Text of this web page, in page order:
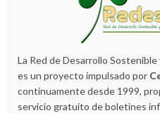
La Red de Desarrollo
es un proyecto impulsado por
continuamente desde 1999,
servicio gratuito de boletines